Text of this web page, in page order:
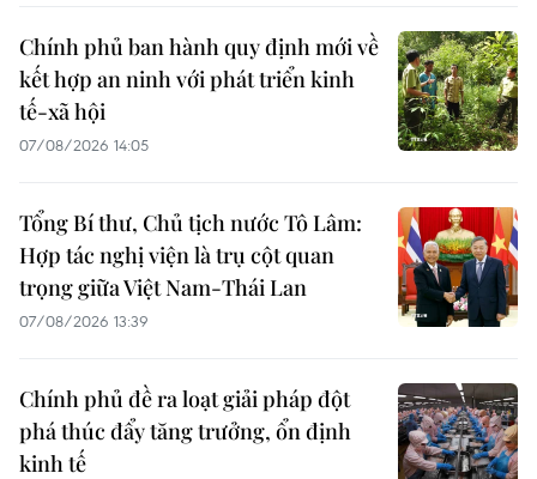
Chính phủ ban hành quy định mới về
kết hợp an ninh với phát triển kinh
tế-xã hội
07/08/2026 14:05
Tổng Bí thư, Chủ tịch nước Tô Lâm:
Hợp tác nghị viện là trụ cột quan
trọng giữa Việt Nam-Thái Lan
07/08/2026 13:39
Chính phủ đề ra loạt giải pháp đột
phá thúc đẩy tăng trưởng, ổn định
kinh tế